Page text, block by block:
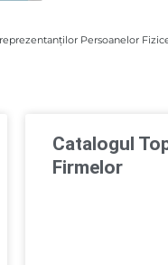
Persoanelor
Catalogul
Firmelor